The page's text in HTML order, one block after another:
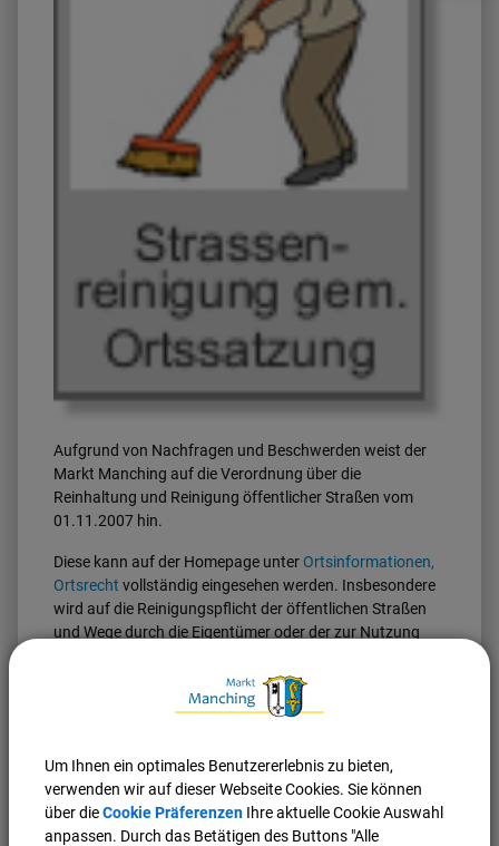
Aufgrund von Nachfragen und Beschwerden weist der
Markt Manching auf die Verordnung über die
Reinhaltung und Reinigung öffentlicher Straßen vom
01.11.2007 hin.
Diese kann auf der Homepage unter Ortsinformationen,
Ortsrecht vollständig eingesehen werden. Insbesondere
wird auf die Reinigungspflicht der öffentlichen Straßen
und Wege durch die Eigentümer oder der zur Nutzung
Verordnung hingewiesen. Nach § 5 ist die
Reinigungsfläche (§ 6) bei Bedarf, mindestens jedoch
Abflussrinnen sind von Gras und Unkraut zu befreien.
Besonders wird darauf aufmerksam gemacht, dass die
Kanaleinlaufschächte (Gullys) von Ablagerungen
Um Ihnen ein optimales Benutzererlebnis zu bieten,
verwenden wir auf dieser Webseite Cookies. Sie können
über dieCookie Präferenzen Ihre aktuelle Cookie Auswahl
anpassen. Durch das Betätigen des Buttons "Alle